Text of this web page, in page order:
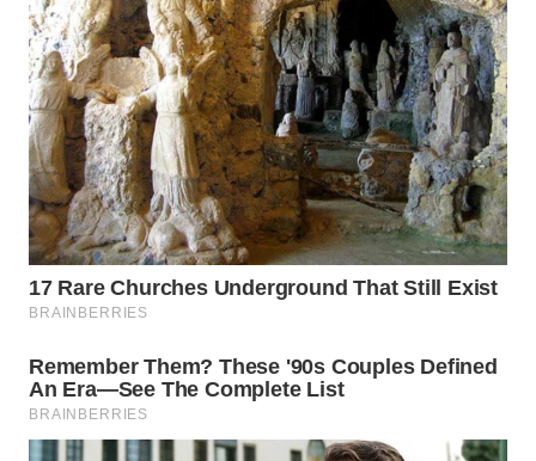
KALSEL
WN
KALTIM
WN
SULSEL
WN
GORONTALO
SULUT
MALUKU